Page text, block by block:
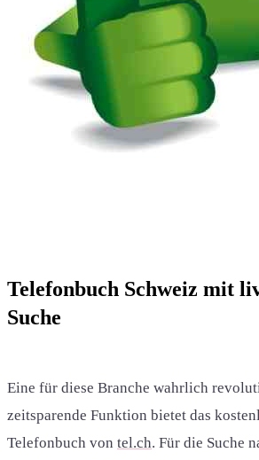
Telefonbuch Schweiz mit
Suche
Eine für diese Branche wahrlich
zeitsparende Funktion bietet das
Telefonbuch von tel.ch. Für die Suche